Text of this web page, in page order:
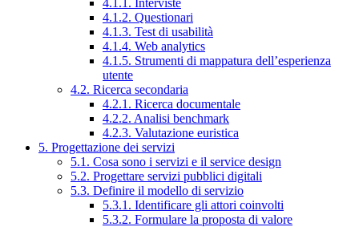
4.1.1. Interviste
4.1.2. Questionari
4.1.3. Test di usabilità
4.1.4. Web analytics
4.1.5. Strumenti di mappatura dell’esperienza
utente
4.2. Ricerca secondaria
4.2.1. Ricerca documentale
4.2.2. Analisi benchmark
4.2.3. Valutazione euristica
5. Progettazione dei servizi
5.1. Cosa sono i servizi e il service design
5.2. Progettare servizi pubblici digitali
5.3. Definire il modello di servizio
5.3.1. Identificare gli attori coinvolti
5.3.2. Formulare la proposta di valore